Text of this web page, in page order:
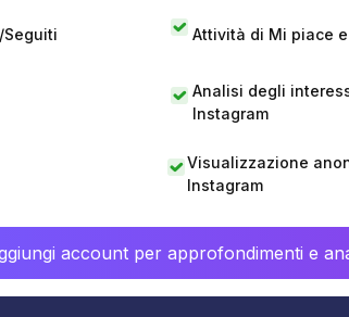
Seguiti Attività di Mi piace
Analisi degli
Instagram
Visualizzazione
Instagram
account per approfondimenti e